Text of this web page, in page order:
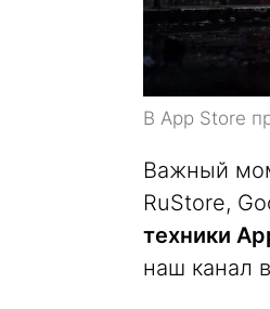
В App Store
Важный
RuStore,
техники
наш канал в